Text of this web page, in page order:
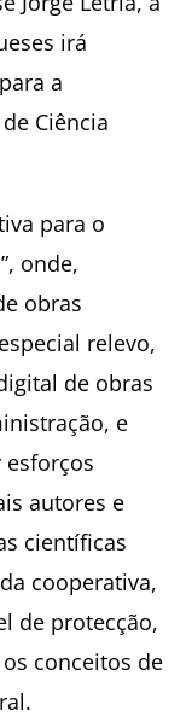
irá
a
Ciência
para o
onde,
obras
relevo,
de obras
e
autores e
científicas
cooperativa,
de protecção,
conceitos de